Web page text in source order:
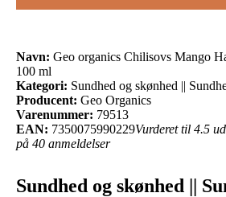
Navn: Geo organics Chilisovs Mango
100 ml
Kategori: Sundhed og skønhed ||
Producent: Geo Organics
Varenummer: 79513
EAN: 7350075990229Vurderet til 4.5
på 40 anmeldelser
Sundhed og skønhed ||